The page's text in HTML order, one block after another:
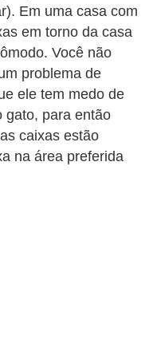
Em uma casa com
em torno da casa
Você não
problema de
ele tem medo de
gato, para então
caixas estão
na área preferida